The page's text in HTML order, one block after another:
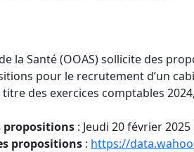
la Santé (OOAS) sollicite des
pour le recrutement d’un
des exercices comptables
propositions : Jeudi 20 février 2025
propositions : https://